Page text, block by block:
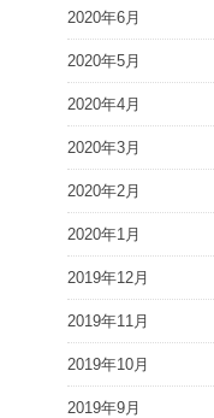
2020年6月
2020年5月
2020年4月
2020年3月
2020年2月
2020年1月
2019年12月
2019年11月
2019年10月
2019年9月